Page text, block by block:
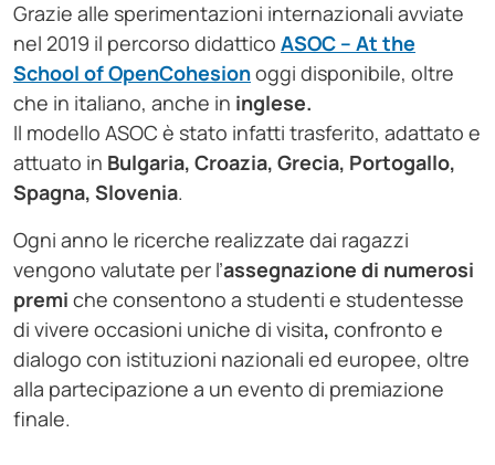
Grazie alle sperimentazioni internazionali avviate
nel 2019 il percorso didattico ASOC – At the
School of OpenCohesionoggi disponibile, oltre
che in italiano, anche in inglese.
Il modello ASOC è stato infatti trasferito, adattato e
attuato in Bulgaria, Croazia, Grecia, Portogallo,
Spagna, Slovenia.
Ogni anno le ricerche realizzate dai ragazzi
vengono valutate per l’assegnazione di numerosi
premi che consentono a studenti e studentesse
di vivere occasioni uniche di visita, confronto e
dialogo con istituzioni nazionali ed europee, oltre
alla partecipazione a un evento di premiazione
finale.